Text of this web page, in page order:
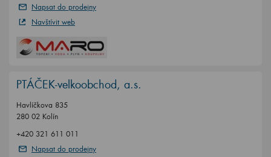
Napsat do prodejny
Navštívit web
PTÁČEK-velkoobchod, a.s.
Havlíčkova 835
280 02 Kolín
+420 321 611 011
Napsat do prodejny